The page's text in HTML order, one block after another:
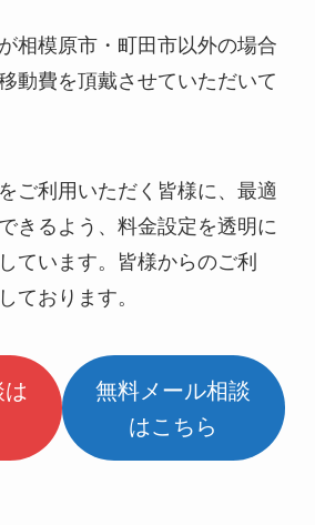
相模原市・町田市以外の場合
動費を頂戴させていただいて
ご利用いただく皆様に、最適
きるよう、料金設定を透明に
ています。皆様からのご利
ております。
無料メール相談
はこちら